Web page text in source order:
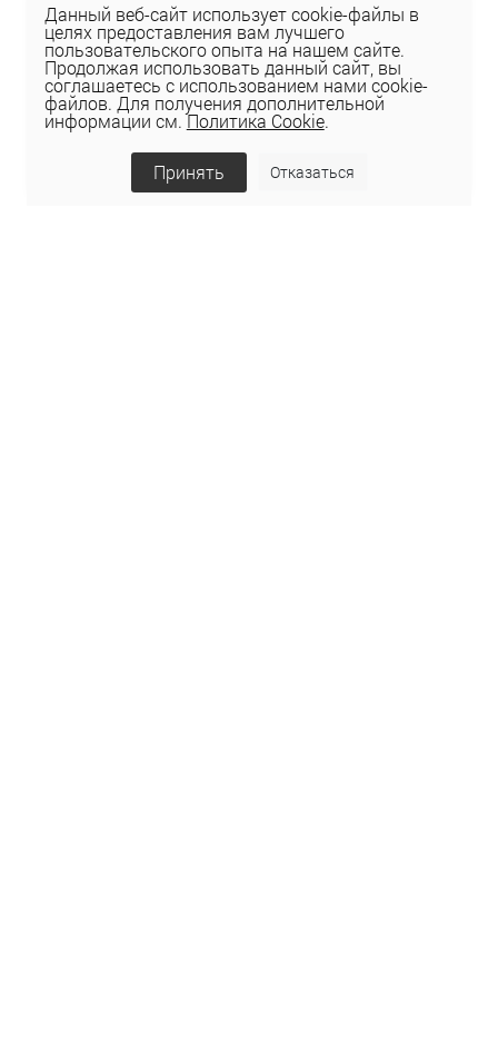
Данный веб-сайт использует cookie-файлы в
целях предоставления вам лучшего
пользовательского опыта на нашем сайте.
Продолжая использовать данный сайт, вы
соглашаетесь с использованием нами cookie-
файлов. Для получения дополнительной
информации см.Политика Cookie.
Принять Отказаться